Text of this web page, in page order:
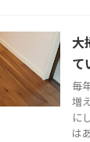
大
て
毎
増
に
は